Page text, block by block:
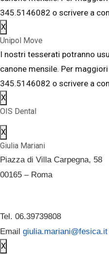
345.5146082 o scrivere a
X
Unipol Move
I nostri tesserati potranno
canone mensile. Per
345.5146082 o scrivere a
X
OIS Dental
X
Giulia Mariani
Piazza di Villa Carpegna, 58
00165 – Roma
Tel. 06.39739808
Email giulia.mariani@fesica.it
X